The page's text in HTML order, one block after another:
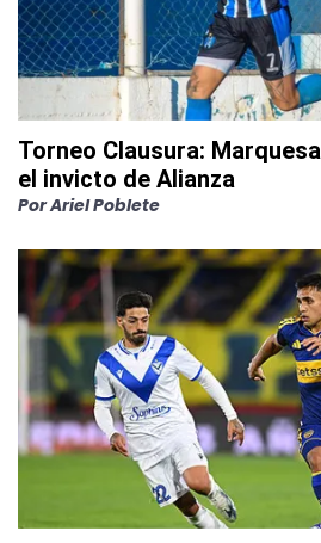
Torneo Clausura:
el invicto de Alianza
PorAriel Poblete